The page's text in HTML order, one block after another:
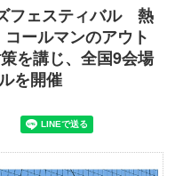
フェスティバル 熱
ールマンのアウト
を講じ、全国9会場
を開催